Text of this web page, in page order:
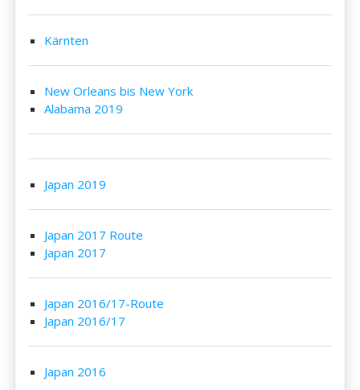
Kärnten
New Orleans bis New York
Alabama 2019
Japan 2019
Japan 2017 Route
Japan 2017
Japan 2016/17-Route
Japan 2016/17
Japan 2016